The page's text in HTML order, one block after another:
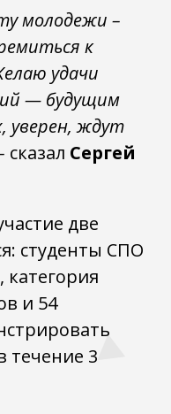
молодежи –
к
удачи
— будущим
уверен, ждут
сказал Сергей
две
студенты СПО
категория
и 54
течение 3